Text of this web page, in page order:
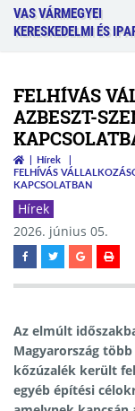
VAS VÁRMEGYEI
KERESKEDELMI ÉS
FELHÍVÁS
AZBESZT-
Hírek
FELHÍVÁS
KAPCSOLATBAN
Hírek
2026. június 05.
Az elmúlt
Magyarország
kőzúzalék került
egyéb építési